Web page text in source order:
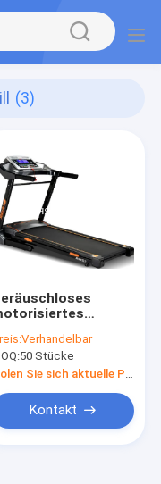
(3)
Verhandelbar
50 Stücke
Kontakt